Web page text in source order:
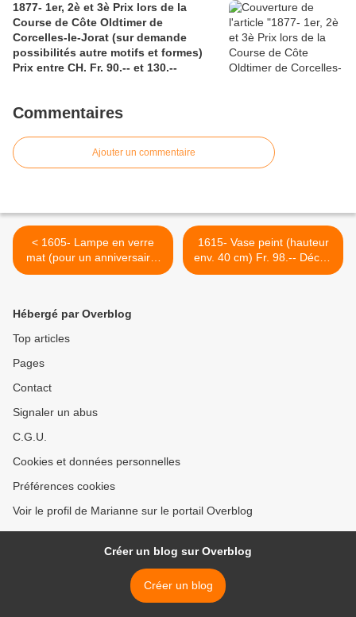
1877- 1er, 2è et 3è Prix lors de la
Course de Côte Oldtimer de
Corcelles-le-Jorat (sur demande
possibilités autre motifs et formes)
Prix entre CH. Fr. 90.-- et 130.--
Commentaires
Ajouter un commentaire
< 1605- Lampe en verre
mat (pour un anniversaire)
Fr. 90.-- (sur commande)
1615- Vase peint (hauteur
env. 40 cm) Fr. 98.-- Déco :
mettre de l'eau avec
Hébergé par Overblog
Top articles
Pages
Contact
Signaler un abus
C.G.U.
Cookies et données personnelles
Préférences cookies
Voir le profil de Marianne sur le portail Overblog
Créer un blog sur Overblog
Créer un blog